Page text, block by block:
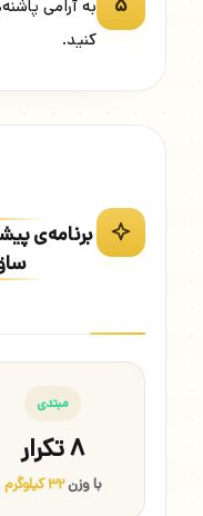
به آرامی
کنید.
برنامه‌ی
مبتدی
۸ تکرار
با وزن۳۲ کیلوگرم